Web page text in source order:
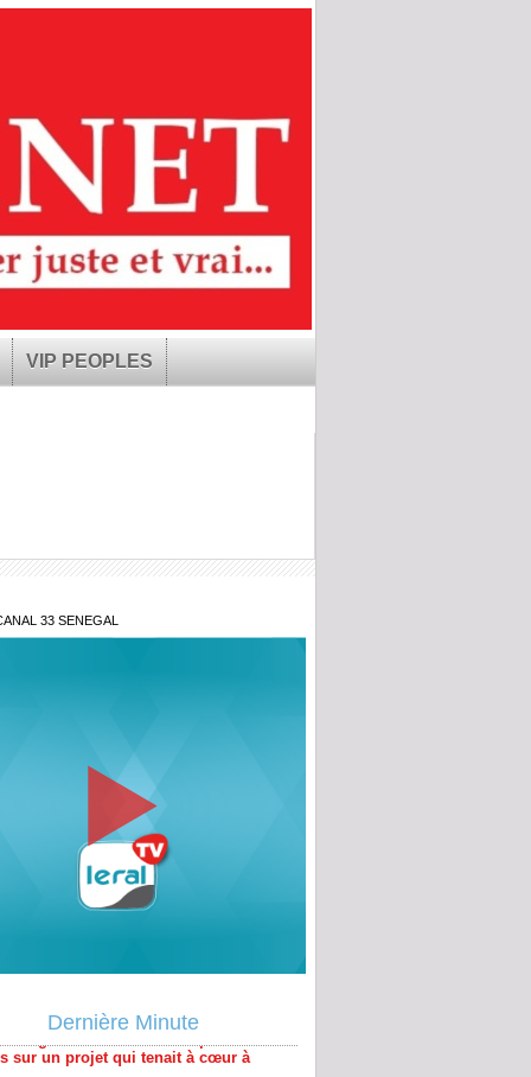
VIP PEOPLES
33 SENEGAL
Dernière Minute
en Afrique